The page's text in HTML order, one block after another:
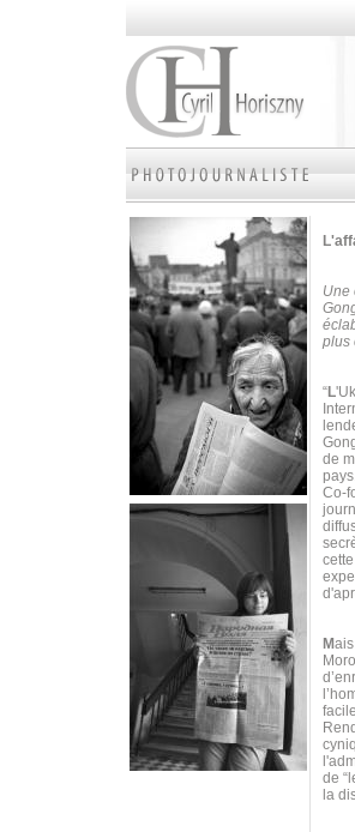
Une
plus
“L
de
Co-
M
de
la